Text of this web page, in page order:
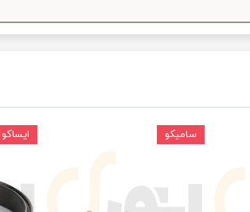
ایساکو سامیکو